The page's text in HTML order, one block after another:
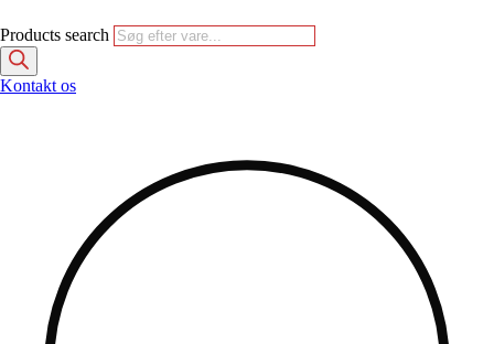
Products search
Kontakt os